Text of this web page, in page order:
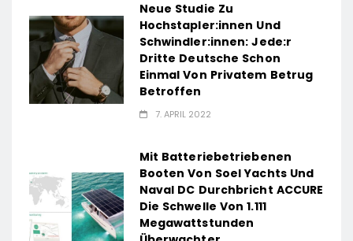
Neue Studie Zu
Hochstapler:innen Und
Schwindler:innen: Jede:r
Dritte Deutsche Schon
Einmal Von Privatem Betrug
Betroffen
7. APRIL 2022
Mit Batteriebetriebenen
Booten Von Soel Yachts Und
Naval DC Durchbricht ACCURE
Die Schwelle Von 1.111
Megawattstunden